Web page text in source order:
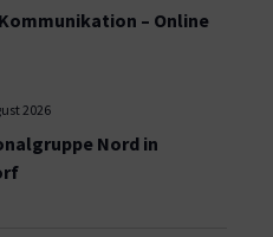
– Online
2026
Nord in